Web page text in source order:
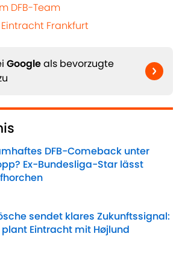
DFB-Team
Eintracht Frankfurt
Googleals bevorzugte
DFB-Comeback unter
Ex-Bundesliga-Star lässt
by on Invalid Date
sendet klares Zukunftssignal:
plant Eintracht mit Højlund
by on Invalid Date